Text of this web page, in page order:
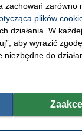
- to najlepsze
za
promocyjne
kolory za
Epson
zachowań zarówno
plików
działania. W
aby wyrazić
do